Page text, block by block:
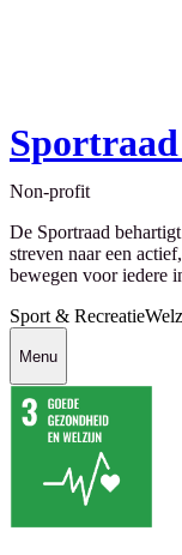
Non-profit
De Sportraad
streven naar een
bewegen voor iedere
Sport & Recreatie
Menu